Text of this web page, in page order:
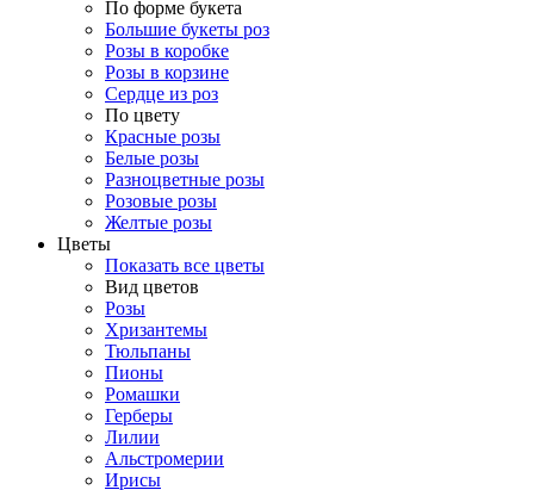
По форме букета
Большие букеты роз
Розы в коробке
Розы в корзине
Сердце из роз
По цвету
Красные розы
Белые розы
Разноцветные розы
Розовые розы
Желтые розы
Цветы
Показать все цветы
Вид цветов
Розы
Хризантемы
Тюльпаны
Пионы
Ромашки
Герберы
Лилии
Альстромерии
Ирисы